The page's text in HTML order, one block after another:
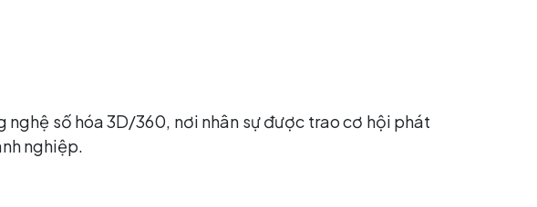
số hóa 3D/360, nơi nhân sự được trao cơ hội phát
nghiệp.